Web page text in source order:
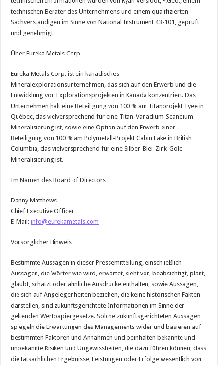
technischen Berater des Unternehmens und einem qualifizierten
Sachverständigen im Sinne von National Instrument 43-101, geprüft
und genehmigt.
Über Eureka Metals Corp.
Eureka Metals Corp. ist ein kanadisches
Mineralexplorationsunternehmen, das sich auf den Erwerb und die
Entwicklung von Explorationsprojekten in Kanada konzentriert. Das
Unternehmen hält eine Beteiligung von 100 % am Titanprojekt Tyee in
Québec, das vielversprechend für eine Titan-Vanadium-Scandium-
Mineralisierung ist, sowie eine Option auf den Erwerb einer
Beteiligung von 100 % am Polymetall-Projekt Cabin Lake in British
Columbia, das vielversprechend für eine Silber-Blei-Zink-Gold-
Mineralisierung ist.
Im Namen des Board of Directors
Danny Matthews
Chief Executive Officer
E-Mail:info@eurekametals.com
Vorsorglicher Hinweis
Bestimmte Aussagen in dieser Pressemitteilung, einschließlich
Aussagen, die Wörter wie wird, erwartet, sieht vor, beabsichtigt, plant,
glaubt, schätzt oder ähnliche Ausdrücke enthalten, sowie Aussagen,
die sich auf Angelegenheiten beziehen, die keine historischen Fakten
darstellen, sind zukunftsgerichtete Informationen im Sinne der
geltenden Wertpapiergesetze. Solche zukunftsgerichteten Aussagen
spiegeln die Erwartungen des Managements wider und basieren auf
bestimmten Faktoren und Annahmen und beinhalten bekannte und
unbekannte Risiken und Ungewissheiten, die dazu führen können, dass
die tatsächlichen Ergebnisse, Leistungen oder Erfolge wesentlich von